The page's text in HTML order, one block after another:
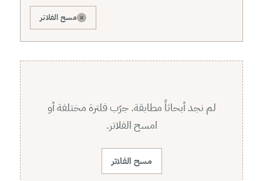
× مسح الفلاتر
لم نجد أبحاثاً مطابقة. جرّب فلترة مختلفة أو
امسح الفلاتر.
مسح الفلاتر